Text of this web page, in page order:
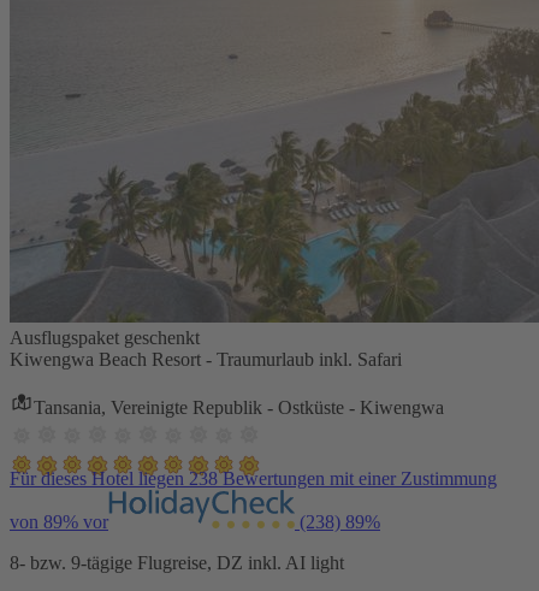
Ausflugspaket geschenkt
Kiwengwa Beach Resort - Traumurlaub inkl. Safari
Tansania, Vereinigte Republik - Ostküste - Kiwengwa
Für dieses Hotel liegen 238 Bewertungen mit einer Zustimmung
von 89% vor (238) 89%
8- bzw. 9-tägige Flugreise, DZ inkl. AI light